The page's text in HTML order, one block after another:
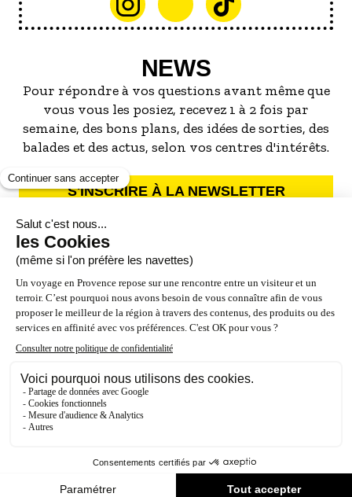
NEWS
Pour répondre à vos questions avant même que
vous vous les posiez, recevez 1 à 2 fois par
semaine, des bons plans, des idées de sorties, des
balades et des actus, selon vos centres d'intérêts.
S'INSCRIRE À LA NEWSLETTER
NOS PARTENAIRES
ESPACE PRO / PRESSE
Accessibilité : Partiellement conforme (87%)
Politique de confidentialité